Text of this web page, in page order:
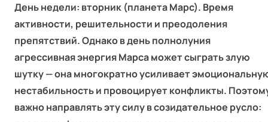
День недели: вторник (планета Марс). Время
активности, решительности и преодоления
препятствий. Однако в день полнолуния
агрессивная энергия Марса может сыграть злую
шутку — она многократно усиливает
нестабильность и провоцирует конфликты.
важно направлять эту силу в созидательное русло: